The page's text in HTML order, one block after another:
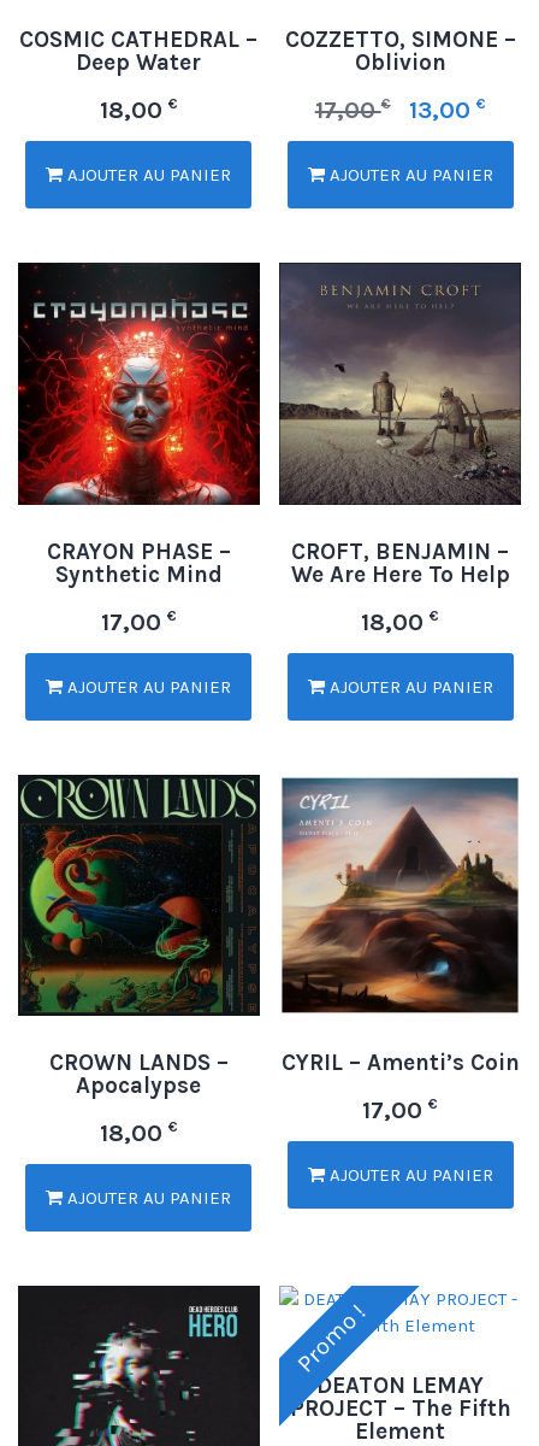
COSMIC CATHEDRAL –
Deep Water
18,00 €
AJOUTER AU PANIER
COZZETTO, SIMONE –
Oblivion
17,00€ 13,00 €
AJOUTER AU PANIER
CRAYON PHASE –
Synthetic Mind
17,00 €
AJOUTER AU PANIER
CROFT, BENJAMIN –
We Are Here To Help
18,00€
AJOUTER AU PANIER
CROWN LANDS –
Apocalypse
18,00 €
AJOUTER AU PANIER
CYRIL – Amenti’s Coin
17,00€
AJOUTER AU PANIER
Promo !
DEATON LEMAY
PROJECT – The Fifth
Element